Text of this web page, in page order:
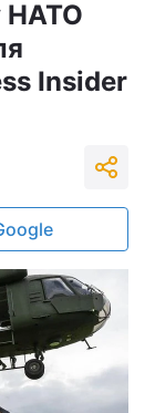
НАТО
Insider